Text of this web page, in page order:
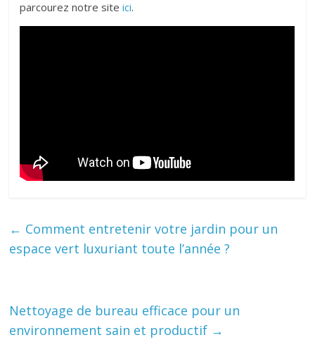
parcourez notre siteici.
← Comment entretenir votre jardin pour un
espace vert luxuriant toute l’année ?
Nettoyage de bureau efficace pour un
environnement sain et productif →